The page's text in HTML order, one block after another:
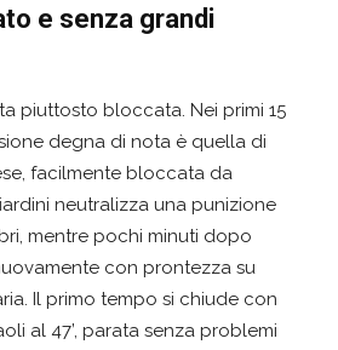
e senza grandi
piuttosto bloccata. Nei primi 15
degna di nota è quella di
facilmente bloccata da
neutralizza una punizione
mentre pochi minuti dopo
con prontezza su
Il primo tempo si chiude con
al 47’, parata senza problemi